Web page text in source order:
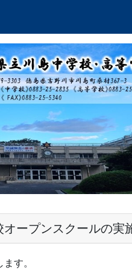
ープンスクールの実
す。